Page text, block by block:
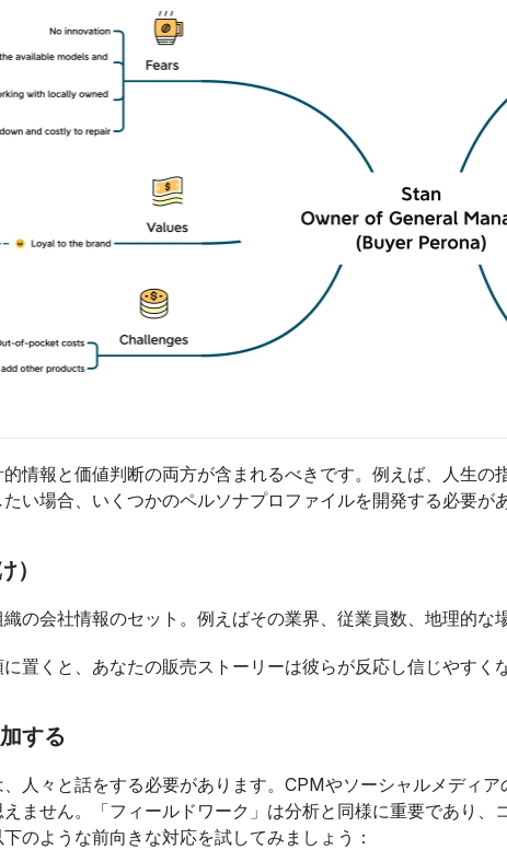
情報と価値判断の両方が含まれるべきです。例えば、人生
い場合、いくつかのペルソナプロファイルを開発する必要が
）
の会社情報のセット。例えばその業界、従業員数、地理的な
置くと、あなたの販売ストーリーは彼らが反応し信じやすく
する
人々と話をする必要があります。CPMやソーシャルメディ
ません。「フィールドワーク」は分析と同様に重要であり
のような前向きな対応を試してみましょう：